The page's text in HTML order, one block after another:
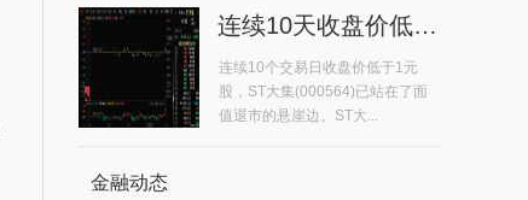
连续10天收盘价低于1元/股 ST大...
连续10个交易日收盘价低于1元
股，ST大集(000564)已站在了面
值退市的悬崖边。ST大...
金融动态